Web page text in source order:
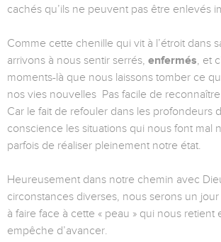
cachés qu’ils ne peuvent pas être enlevés
Comme cette chenille qui vit à l’étroit dans
arrivons à nous sentir serrés, enfermés, et
moments-là que nous laissons tomber ce
nos vies nouvelles Pas facile de
Car le fait de refouler dans les profondeurs
conscience les situations qui nous font mal
parfois de réaliser pleinement notre état.
Heureusement dans notre chemin avec
circonstances diverses, nous serons un jour
à faire face à cette « peau » qui nous retient
empêche d’avancer.